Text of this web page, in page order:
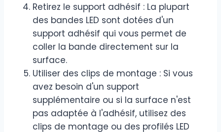
Retirez le support adhésif : La plupart
des bandes LED sont dotées d'un
support adhésif qui vous permet de
coller la bande directement sur la
surface.
Utiliser des clips de montage : Si vous
avez besoin d'un support
supplémentaire ou si la surface n'est
pas adaptée à l'adhésif, utilisez des
clips de montage ou des profilés LED